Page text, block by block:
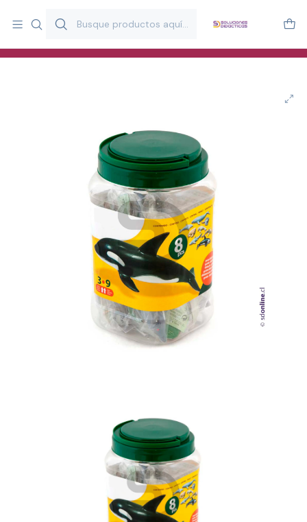
y estimulación infantil en Chile.
Especialistas en recursos educativos para aulas, terapeutas y